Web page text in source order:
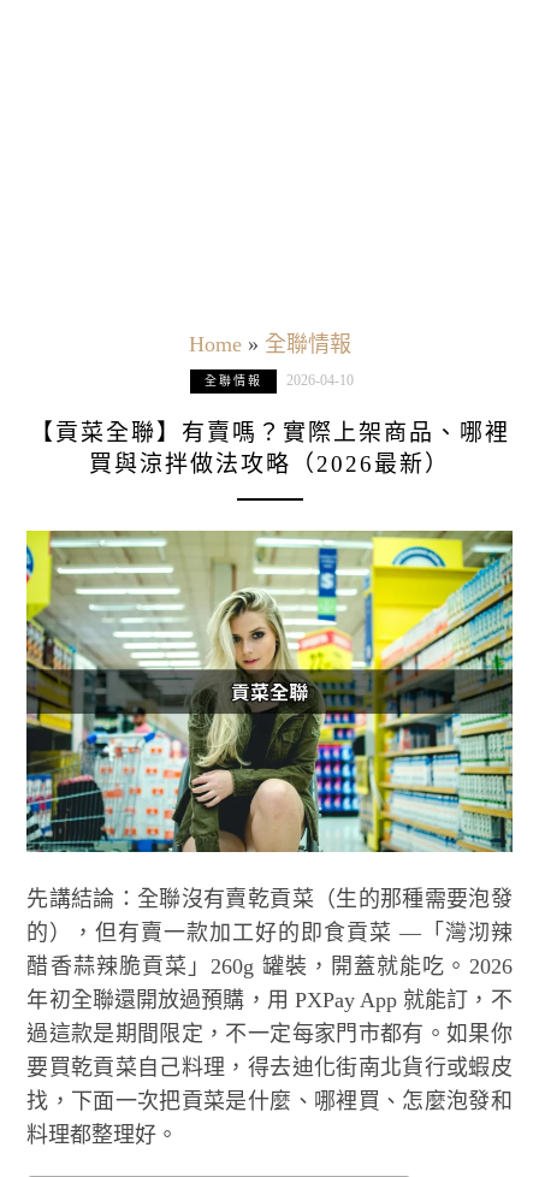
Home» 全聯情報
全聯情報 2026-04-10
【貢菜全聯】有賣嗎？實際上架商品、哪裡
買與涼拌做法攻略（2026最新）
先講結論：全聯沒有賣乾貢菜（生的那種需要泡發
的），但有賣一款加工好的即食貢菜 —「灣沏辣
醋香蒜辣脆貢菜」260g 罐裝，開蓋就能吃。2026
年初全聯還開放過預購，用 PXPay App 就能訂，不
過這款是期間限定，不一定每家門市都有。如果你
要買乾貢菜自己料理，得去迪化街南北貨行或蝦皮
找，下面一次把貢菜是什麼、哪裡買、怎麼泡發和
料理都整理好。